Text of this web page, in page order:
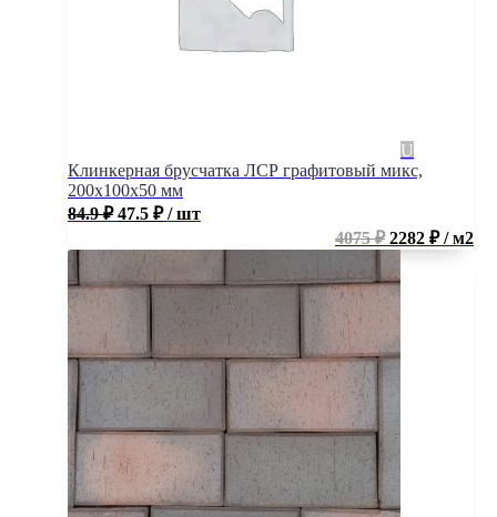
Клинкерная брусчатка ЛСР графитовый микс,
200x100x50 мм
84.9₽ 47.5 ₽ / шт
4075 ₽2282 ₽ / м2